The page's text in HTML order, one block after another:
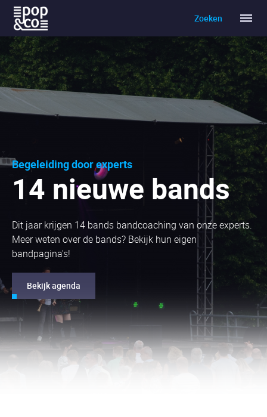
Zoeken
Begeleiding door experts
14 nieuwe bands
Dit jaar krijgen 14 bands bandcoaching van onze experts.
Meer weten over de bands? Bekijk hun eigen
bandpagina's!
Bekijk agenda
Home
Home
De Coaches
Kornelis Lievense
Joost van Sprundel
Rosa van Geffen
De Bands
Off Road
Oud Of Tune
Fieldtrip
Lunar Wave
MP-47
Turbulence
Composites